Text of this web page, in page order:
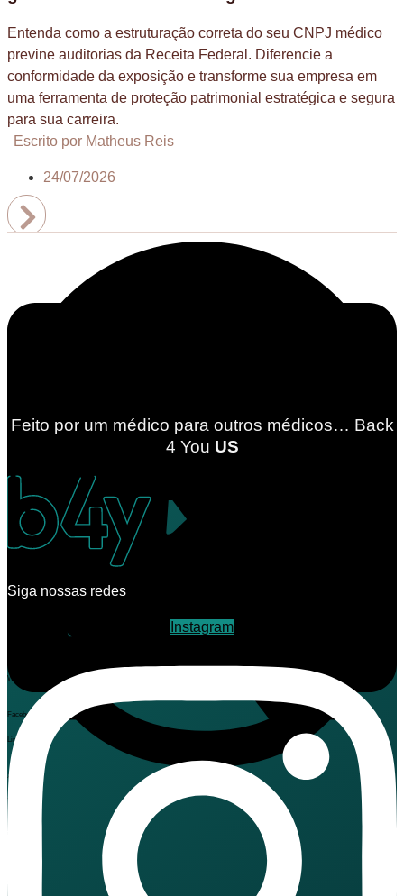
Entenda como a estruturação correta do seu CNPJ médico
previne auditorias da Receita Federal. Diferencie a
conformidade da exposição e transforme sua empresa em
uma ferramenta de proteção patrimonial estratégica e segura
para sua carreira.
Escrito por Matheus Reis
24/07/2026
WhatsApp
LinkedIn
Facebook
Threads
X
Feito por um médico para outros médicos… Back
4 You US
Siga nossas redes
Instagram